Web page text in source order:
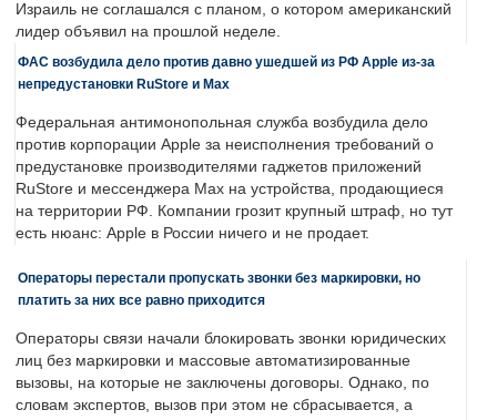
Израиль не соглашался с планом, о котором американский
лидер объявил на прошлой неделе.
ФАС возбудила дело против давно ушедшей из РФ Apple из-за
непредустановки RuStore и Max
Федеральная антимонопольная служба возбудила дело
против корпорации Apple за неисполнения требований о
предустановке производителями гаджетов приложений
RuStore и мессенджера Max на устройства, продающиеся
на территории РФ. Компании грозит крупный штраф, но тут
есть нюанс: Apple в России ничего и не продает.
Операторы перестали пропускать звонки без маркировки, но
платить за них все равно приходится
Операторы связи начали блокировать звонки юридических
лиц без маркировки и массовые автоматизированные
вызовы, на которые не заключены договоры. Однако, по
словам экспертов, вызов при этом не сбрасывается, а